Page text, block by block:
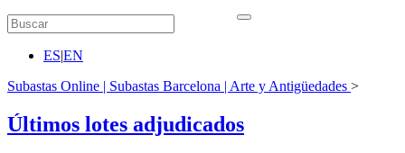
ES|EN
Subastas Online | Subastas Barcelona | Arte y Antigüedades >
Últimos lotes adjudicados